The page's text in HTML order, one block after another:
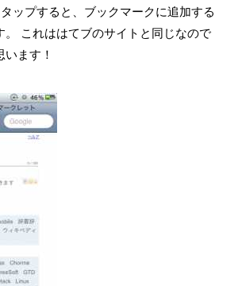
ップすると、ブックマークに追加する
。 これははてブのサイトと同じなので
ます！